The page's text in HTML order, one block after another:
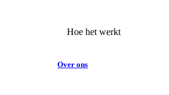
Hoe het werkt
Over ons